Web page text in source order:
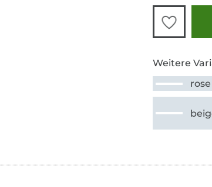
Weitere
rose